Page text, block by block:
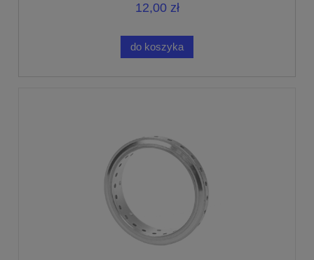
12,00 zł
do koszyka